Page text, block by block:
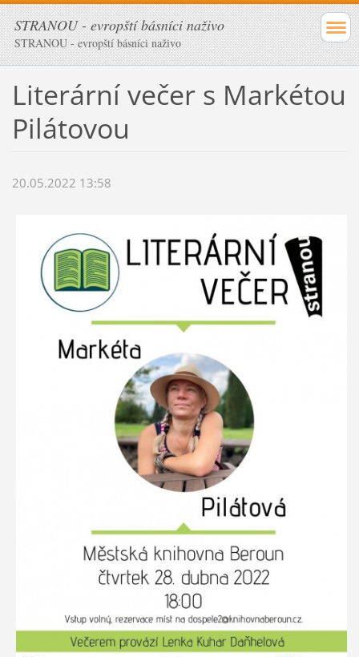
STRANOU - evropští básníci naživo
STRANOU - evropští básníci naživo
Literární večer s Markétou
Pilátovou
20.05.2022 13:58